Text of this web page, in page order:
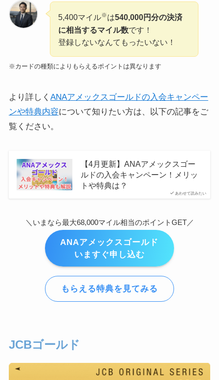
5,400マイル※は540,000円分の決済
に相当するマイル数です！
登録しないなんてもったいない！
※カードの種類によりもらえるポイントは異なります
より詳しく ANAアメックスゴールドの入会キャンペー
ンや特典内容について知りたい方は、以下の記事をご
覧ください。
あわせて読みたい
【4月更新】ANAアメックスゴー
ルドの入会キャンペーン！メリッ
トや特典は？
＼いまなら最大68,000マイル相当のポイントGET／
ANAアメックスゴールド
いますぐ申し込む
もらえる特典を見てみる
JCBゴールド